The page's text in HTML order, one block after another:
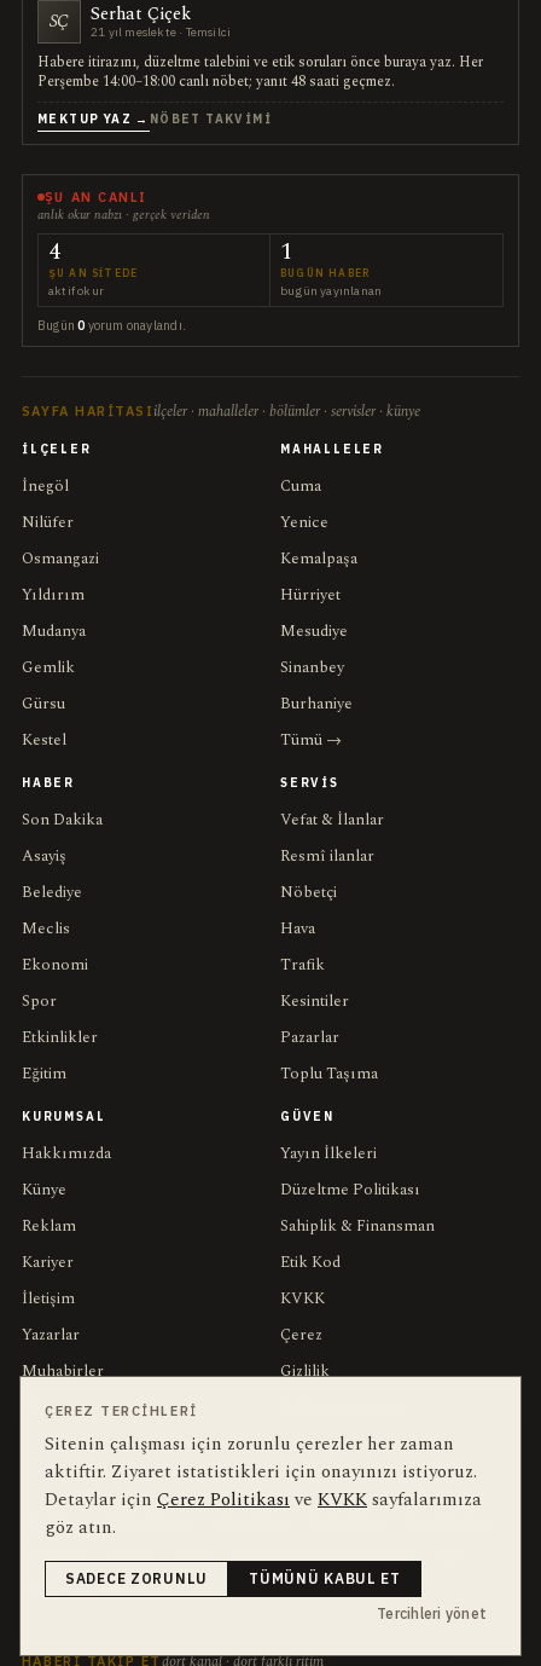
SÇ Serhat Çiçek
21 yıl meslekte · Temsilci
Habere itirazını, düzeltme talebini ve etik soruları önce buraya yaz. Her
Perşembe 14:00–18:00 canlı nöbet; yanıt 48 saati geçmez.
MEKTUP YAZ → NÖBET TAKVIMI
ŞU AN CANLI
anlık okur nabzı · gerçek veriden
4
ŞU AN SITEDE
aktif okur
1
BUGÜN HABER
bugün yayınlanan
Bugün0 yorum onaylandı.
SAYFA HARITASI ilçeler · mahalleler · bölümler · servisler · künye
İLÇELER
İnegöl
Nilüfer
Osmangazi
Yıldırım
Mudanya
Gemlik
Gürsu
Kestel
MAHALLELER
Cuma
Yenice
Kemalpaşa
Hürriyet
Mesudiye
Sinanbey
Burhaniye
Tümü →
HABER
Son Dakika
Asayiş
Belediye
Meclis
Ekonomi
Spor
Etkinlikler
Eğitim
SERVIS
Vefat & İlanlar
Resmî ilanlar
Nöbetçi
Hava
Trafik
Kesintiler
Pazarlar
Toplu Taşıma
KURUMSAL
Hakkımızda
Künye
Reklam
Kariyer
İletişim
Yazarlar
Muhabirler
Editörler
GÜVEN
Yayın İlkeleri
Düzeltme Politikası
Sahiplik & Finansman
Etik Kod
KVKK
Çerez
Gizlilik
YEREL ARANANLAR bu hafta en çok aranan
İnegöl inegol-belediyesi
HABERI TAKIP ET
ÇEREZ TERCIHLERI
Sitenin çalışması için zorunlu çerezler her zaman
aktiftir. Ziyaret istatistikleri için onayınızı istiyoruz.
Detaylar için Çerez Politikasıve KVKKsayfalarımıza
göz atın.
SADECE ZORUNLU
TÜMÜNÜ KABUL ET
Tercihleri yönet